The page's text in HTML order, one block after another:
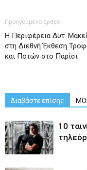
Προηγούμενο άρθρο
Η Περιφέρεια Δυτ.
στη Διεθνή Έκθεση
και Ποτών στο Παρίσι
Διαβάστε επίσης
10